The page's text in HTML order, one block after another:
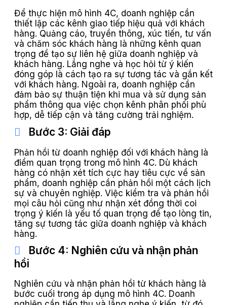
Để thực hiện mô hình 4C, doanh nghiệp cần
thiết lập các kênh giao tiếp hiệu quả với khách
hàng. Quảng cáo, truyền thông, xúc tiến, tư vấn
và chăm sóc khách hàng là những kênh quan
trọng để tạo sự liên hệ giữa doanh nghiệp và
khách hàng. Lắng nghe và học hỏi từ ý kiến
đóng góp là cách tạo ra sự tương tác và gắn kết
với khách hàng. Ngoài ra, doanh nghiệp cần
đảm bảo sự thuận tiện khi mua và sử dụng sản
phẩm thông qua việc chọn kênh phân phối phù
hợp, dễ tiếp cận và tăng cường trải nghiệm.
Bước 3: Giải đáp
Phản hồi từ doanh nghiệp đối với khách hàng là
điểm quan trọng trong mô hình 4C. Dù khách
hàng có nhận xét tích cực hay tiêu cực về sản
phẩm, doanh nghiệp cần phản hồi một cách lịch
sự và chuyên nghiệp. Việc kiểm tra và phản hồi
mọi câu hỏi cũng như nhận xét đồng thời coi
trọng ý kiến là yếu tố quan trọng để tạo lòng tin,
tăng sự tương tác giữa doanh nghiệp và khách
hàng.
Bước 4: Nghiên cứu và nhận phản
hồi
Nghiên cứu và nhận phản hồi từ khách hàng là
bước cuối trong áp dụng mô hình 4C. Doanh